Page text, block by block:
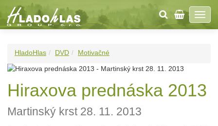
HladoHlas DVD Motivačné
Hiraxova prednáska 2013
Martinský krst 28. 11. 2013